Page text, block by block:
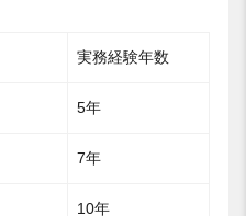
実務経験年数
5年
7年
10年